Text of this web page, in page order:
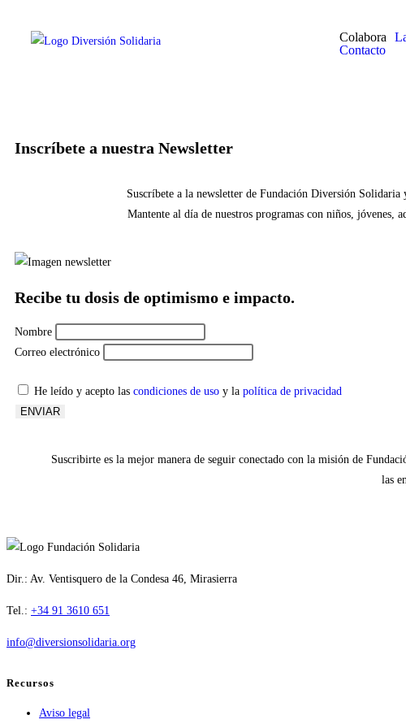
Colabora
Contacto
Inscríbete a nuestra Newsletter
Suscríbete a la newsletter de Fundación Diversión
Mantente al día de nuestros programas con niños, jóvenes,
Recibe tu dosis de optimismo e impacto.
Nombre
Correo electrónico
He leído y acepto las condiciones de uso y la política de privacidad
ENVIAR
Suscribirte es la mejor manera de seguir conectado con la misión de
las
Dir.: Av. Ventisquero de la Condesa 46, Mirasierra
Tel.: +34 91 3610 651
info@diversionsolidaria.org
Recursos
Aviso legal